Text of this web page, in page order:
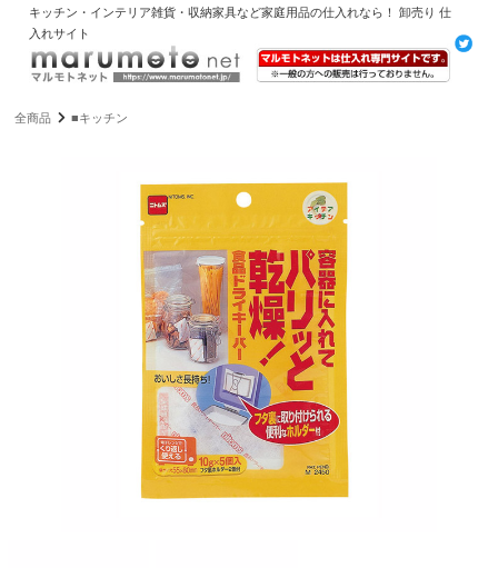
キッチン・インテリア雑貨・収納家具など家庭用品の仕入れなら！ 卸売り 仕
入れサイト
全商品 ■キッチン